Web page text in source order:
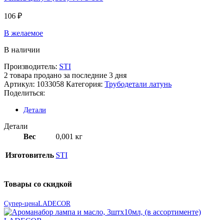
106 ₽
В желаемое
В наличии
Производитель: STI
2 товара продано за последние 3 дня
Артикул: 1033058 Категория: Трубодетали латунь
Поделиться:
Детали
Детали
Вес
0,001 кг
Изготовитель STI
Товары со скидкой
Супер-ценаLADECOR